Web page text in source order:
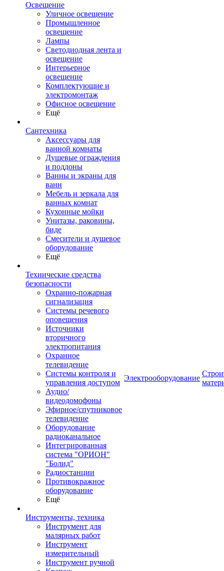
Освещение
Уличное освещение
Промышленное
освещение
Лампы
Светодиодная лента и
освещение
Интерьерное
освещение
Комплектующие и
электромонтаж
Офисное освещение
Ещё
Сантехника
Аксессуары для
ванной комнаты
Душевые ограждения
и поддоны
Ванны и экраны для
ванн
Мебель и зеркала для
ванных комнат
Кухонные мойки
Унитазы, раковины,
биде
Смесители и душевое
оборудование
Ещё
Технические средства
безопасности
Охранно-пожарная
сигнализация
Системы речевого
оповещения
Источники
вторичного
электропитания
Охранное
телевидение
Системы контроля и
управления доступом
Аудио/
видеодомофоны
Эфирное/спутниковое
телевидение
Оборудование
радиоканальное
Интегрированная
система "ОРИОН"
"Болид"
Радиостанции
Противокражное
оборудование
Ещё
Инструменты, техника
Инструмент для
малярных работ
Инструмент
измерительный
Инструмент ручной
Электрооборудование